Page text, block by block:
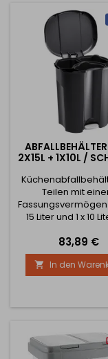
2X15L + 1X10L /
Teilen mit
Fassungsvermögen
15 Liter und 1 x 10
sorgt für ein
Schließen des
Deckels. Inklusive
zum bequemen
Unterseite
Preis
83,89 €
 In den